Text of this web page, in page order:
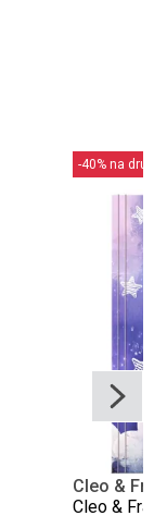
-40% na
Cleo &
Cleo &